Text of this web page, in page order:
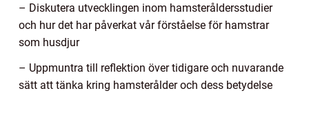
– Diskutera utvecklingen inom hamsteråldersstudier
och hur det har påverkat vår förståelse för hamstrar
som husdjur
– Uppmuntra till reflektion över tidigare och nuvarande
sätt att tänka kring hamsterålder och dess betydelse